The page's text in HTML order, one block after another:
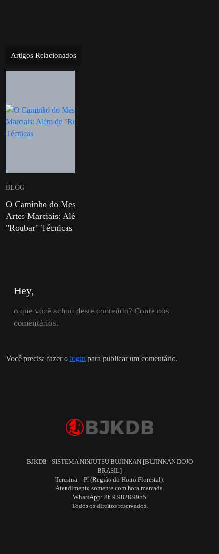
Artigos Relacionados
BLOG
O Caminho do Mestre em
Artes Marciais: Além de
"Roubar" Técnicas
Hey,
o que você achou deste conteúdo? Conte nos
comentários.
Você precisa fazer o login para publicar um comentário.
BJKDB - SISTEMA NINJUTSU BUJINKAN [BUJINKAN DOJO
BRASIL]
Teresina – PI (Região do Horto Florestal).
Atendimento somente com hora marcada.
WhatsApp: 86 9.9828.9955
Todos os direitos reservados.